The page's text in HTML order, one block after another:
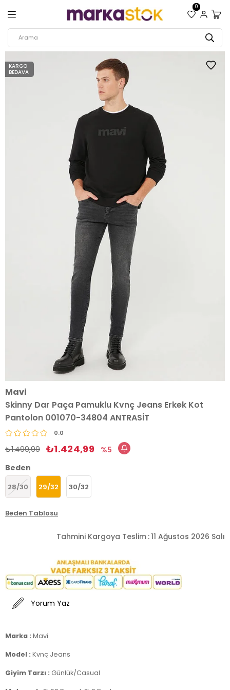
0
KARGO
BEDAVA
Mavi
Skinny Dar Paça Pamuklu Kvnç Jeans Erkek Kot
Pantolon 001070-34804 ANTRASİT
0.0
₺1.499,99 ₺1.424,99
5
Beden
28/30 29/32 30/32
Beden Tablosu
Tahmini Kargoya Teslim :11 Ağustos 2026 Salı
Yorum Yaz
Marka : Mavi
Model : Kvnç Jeans
Giyim Tarzı : Günlük/Casual